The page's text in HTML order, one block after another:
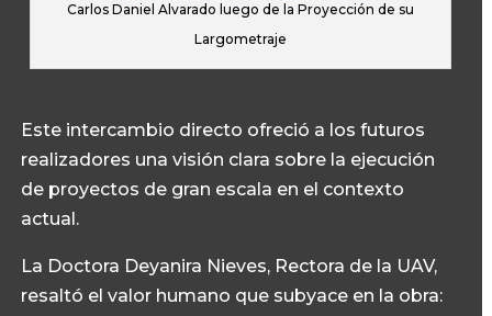
Carlos Daniel Alvarado luego de la Proyección de su
Largometraje
Este intercambio directo ofreció a los futuros
realizadores una visión clara sobre la ejecución
de proyectos de gran escala en el contexto
actual.
La Doctora Deyanira Nieves, Rectora de la UAV,
resaltó el valor humano que subyace en la obra: